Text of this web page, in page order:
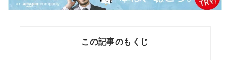
この記事のもくじ